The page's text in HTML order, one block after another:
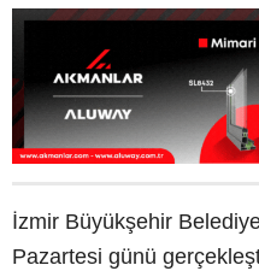
İzmir Büyükşehir
Pazartesi günü